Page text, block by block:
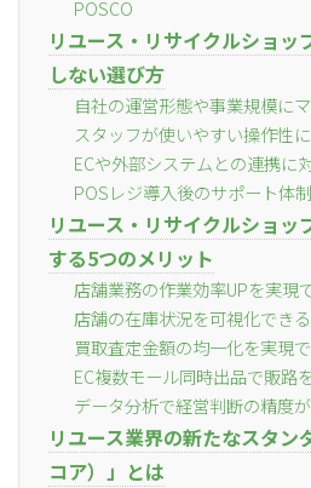
POSCO
リユース・リサイクルショッ
しない選び方
自社の運営形態や事業規模に
スタッフが使いやすい操作性
ECや外部システムとの連携に
POSレジ導入後のサポート体制
リユース・リサイクルショッ
する5つのメリット
店舗業務の作業効率UPを実現
店舗の在庫状況を可視化できる
買取査定金額の均一化を実現
EC複数モール同時出品で販路
データ分析で経営判断の精度
リユース業界の新たなスタン
コア）」とは